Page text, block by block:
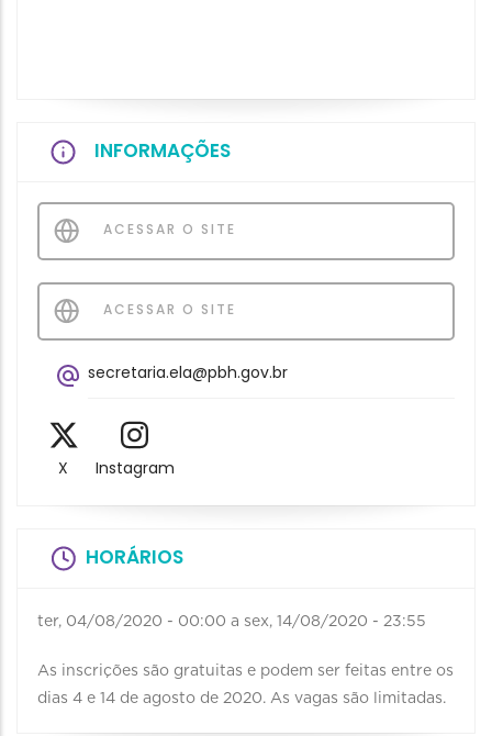
INFORMAÇÕES
ACESSAR O SITE
ACESSAR O SITE
secretaria.ela@pbh.gov.br
X Instagram
HORÁRIOS
ter, 04/08/2020 - 00:00 a sex, 14/08/2020 - 23:55
As inscrições são gratuitas e podem ser feitas entre os
dias 4 e 14 de agosto de 2020. As vagas são limitadas.